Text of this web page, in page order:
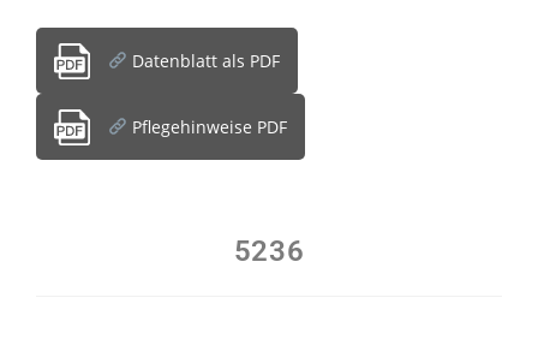
Datenblatt als PDF
Pflegehinweise PDF
5236